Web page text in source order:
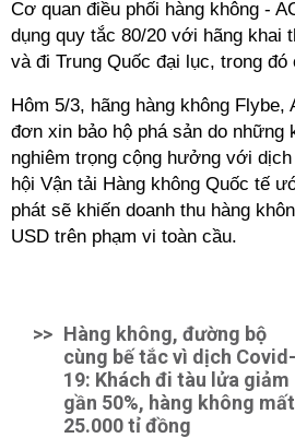
Cơ quan điều phối hàng không -
dụng quy tắc 80/20 với hãng khai
và đi Trung Quốc đại lục, trong đó
Hôm 5/3, hãng hàng không Flybe,
đơn xin bảo hộ phá sản do những
nghiêm trọng cộng hưởng với
hội Vận tải Hàng không Quốc tế
phát sẽ khiến doanh thu hàng
USD trên phạm vi toàn cầu.
>> Hàng không, đường bộ
cùng bế tắc vì dịch Covid-
19: Khách đi tàu lửa giảm
gần 50%, hàng không mất
25.000 tỉ đồng